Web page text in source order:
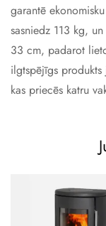
garantē
sasniedz 113 kg,
33 cm, padarot
ilgtspējīgs produkts
kas priecēs katru